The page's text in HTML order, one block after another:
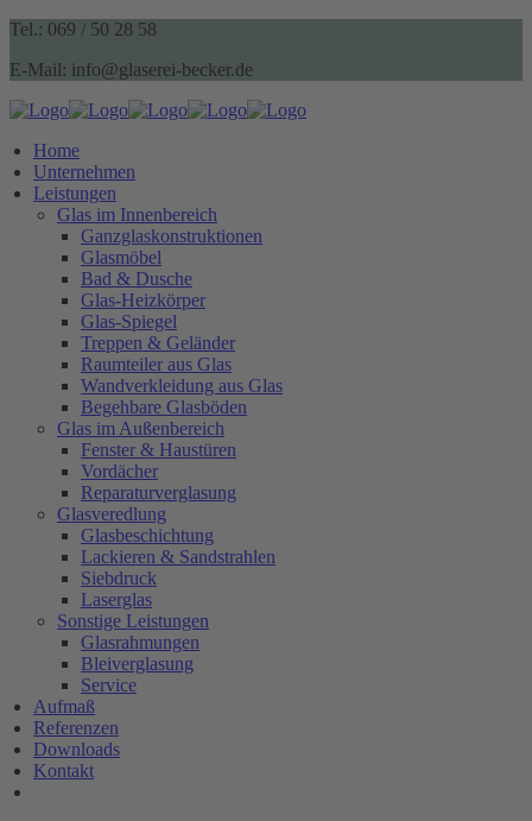
Tel.: 069 / 50 28 58
E-Mail: info@glaserei-becker.de
Home
Unternehmen
Leistungen
Glas im Innenbereich
Ganzglaskonstruktionen
Glasmöbel
Bad & Dusche
Glas-Heizkörper
Glas-Spiegel
Treppen & Geländer
Raumteiler aus Glas
Wandverkleidung aus Glas
Begehbare Glasböden
Glas im Außenbereich
Fenster & Haustüren
Vordächer
Reparaturverglasung
Glasveredlung
Glasbeschichtung
Lackieren & Sandstrahlen
Siebdruck
Laserglas
Sonstige Leistungen
Glasrahmungen
Bleiverglasung
Service
Aufmaß
Referenzen
Downloads
Kontakt